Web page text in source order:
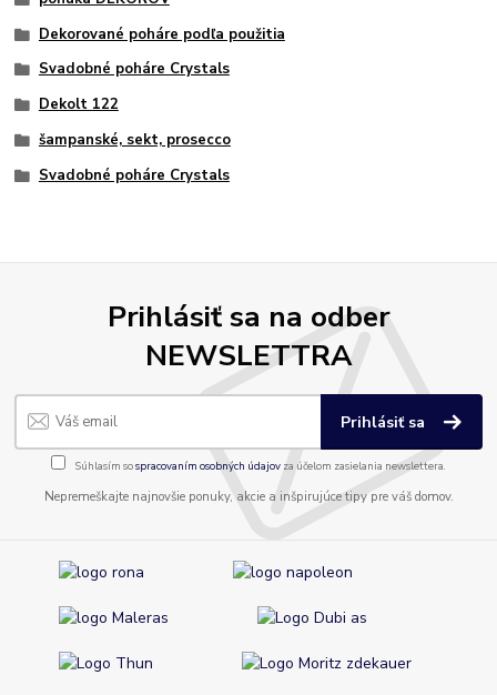
Dekorované poháre podľa použitia
Svadobné poháre Crystals
Dekolt 122
šampanské, sekt, prosecco
Svadobné poháre Crystals
Prihlásiť sa na odber
NEWSLETTRA
Prihlásiť sa
Súhlasím sospracovaním osobných údajov za účelom zasielania newslettera.
Nepremeškajte najnovšie ponuky, akcie a inšpirujúce tipy pre váš domov.